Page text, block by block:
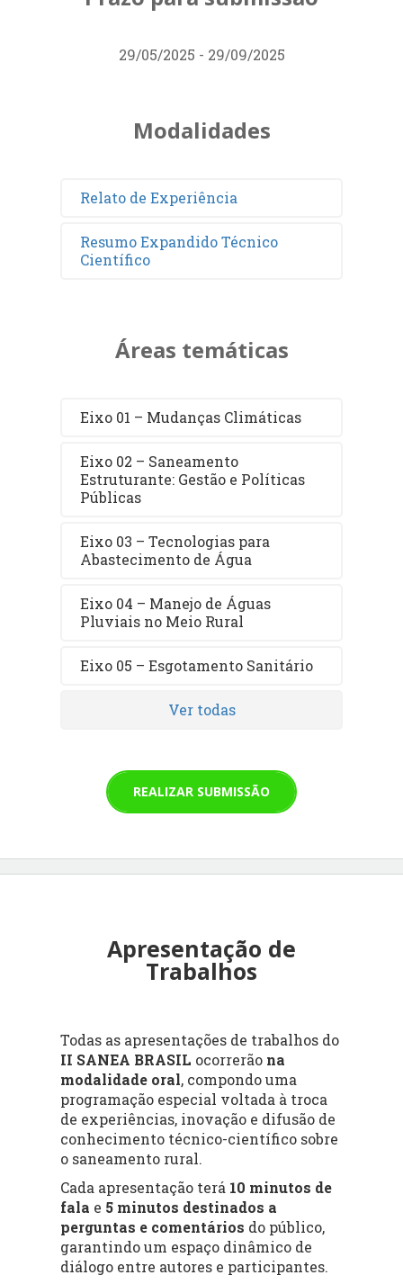
29/05/2025 - 29/09/2025
Modalidades
Relato de Experiência
Resumo Expandido Técnico
Científico
Áreas temáticas
Eixo 01 – Mudanças Climáticas
Eixo 02 – Saneamento
Estruturante: Gestão e Políticas
Públicas
Eixo 03 – Tecnologias para
Abastecimento de Água
Eixo 04 – Manejo de Águas
Pluviais no Meio Rural
Eixo 05 – Esgotamento Sanitário
Ver todas
REALIZAR SUBMISSÃO
Apresentação de
Trabalhos
Todas as apresentações de trabalhos do
II SANEA BRASIL ocorrerão na
modalidade oral, compondo uma
programação especial voltada à troca
de experiências, inovação e difusão de
conhecimento técnico-científico sobre
o saneamento rural.
Cada apresentação terá 10 minutos de
fala e 5 minutos destinados a
perguntas e comentários do público,
garantindo um espaço dinâmico de
diálogo entre autores e participantes.